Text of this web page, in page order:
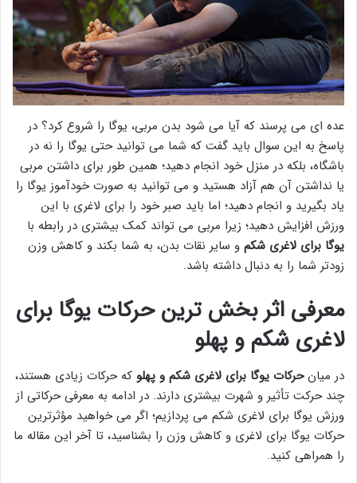
عده ای می پرسند که آیا می شود بدن مربی، یوگا را شروع کرد؟ در
پاسخ به این سوال باید گفت که شما می توانید حتی یوگا را نه در
باشگاه، بلکه در منزل خود انجام دهید؛ همین طور برای داشتن مربی
یا نداشتن آن هم آزاد هستید و می توانید به صورت خودآموز یوگا را
یاد بگیرید و انجام دهید؛ اما باید صبر خود را برای لاغری با این
ورزش افزایش دهید؛ زیرا مربی می تواند کمک بیشتری در رابطه با
یوگا برای لاغری شکم و سایر نقات بدن، به شما بکند و کاهش وزن
زودتر شما را به دنبال داشته باشد.
معرفی اثر بخش ترین حرکات یوگا برای
لاغری شکم و پهلو
در میانحرکات یوگا برای لاغری شکم و پهلو که حرکات زیادی هستند،
چند حرکت تأثیر و شهرت بیشتری دارند. در ادامه به معرفی حرکاتی از
ورزش یوگا برای لاغری شکم می پردازیم؛ اگر می خواهید مؤثرترین
حرکات یوگا برای لاغری و کاهش وزن را بشناسید، تا آخر این مقاله ما
را همراهی کنید.